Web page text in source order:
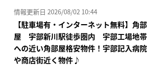
情報更新日 2026/08/02 10:44
【駐車場有・インターネット無料】角部
屋 宇部新川駅徒歩圏内 宇部工場地帯
への近い角部屋格安物件！宇部記入病院
や商店街近く物件♪